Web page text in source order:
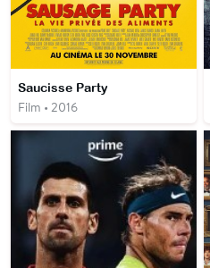
Saucisse Party
Film • 2016